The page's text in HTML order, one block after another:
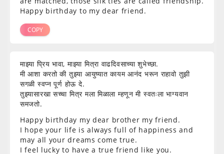
Happy birthday to my dear friend.
COPY
माझ्या प्रिय भावा, माझ्या मित्रा वाढदिवसाच्या शुभेच्छा.
मी आशा करतो की तुझ्या आयुष्यात कायम आनंद भरून राहावो तुझी
सगळी स्वप्न पूर्ण होऊ दे.
तुझ्यासारखा सच्चा मित्र मला मिळाला म्हणून मी स्वतःला भाग्यवान
समजतो.
Happy birthday my dear brother my friend.
I hope your life is always full of happiness and
may all your dreams come true.
I feel lucky to have a true friend like you.